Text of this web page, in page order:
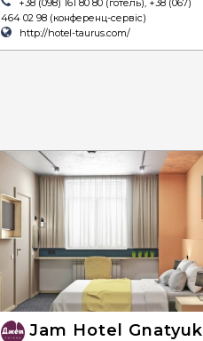
464 02 98 (конференц-сервіс)
http://hotel-taurus.com/
Jam Hotel Gnatyuk